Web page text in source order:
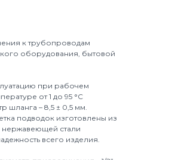
к трубопроводам
оборудования, бытовой
при рабочем
от 1 до 95 °C
шланга – 8,5 ± 0,5 мм.
подводок изготовлены из
нержавеющей стали
всего изделия.